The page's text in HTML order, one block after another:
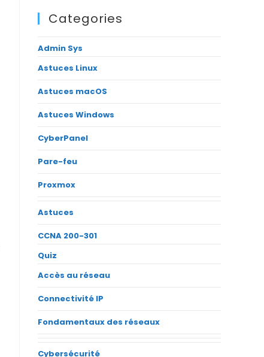
Categories
Admin Sys
Astuces Linux
Astuces macOS
Astuces Windows
CyberPanel
Pare-feu
Proxmox
Astuces
CCNA 200-301
Quiz
Accès au réseau
Connectivité IP
Fondamentaux des réseaux
Cybersécurité